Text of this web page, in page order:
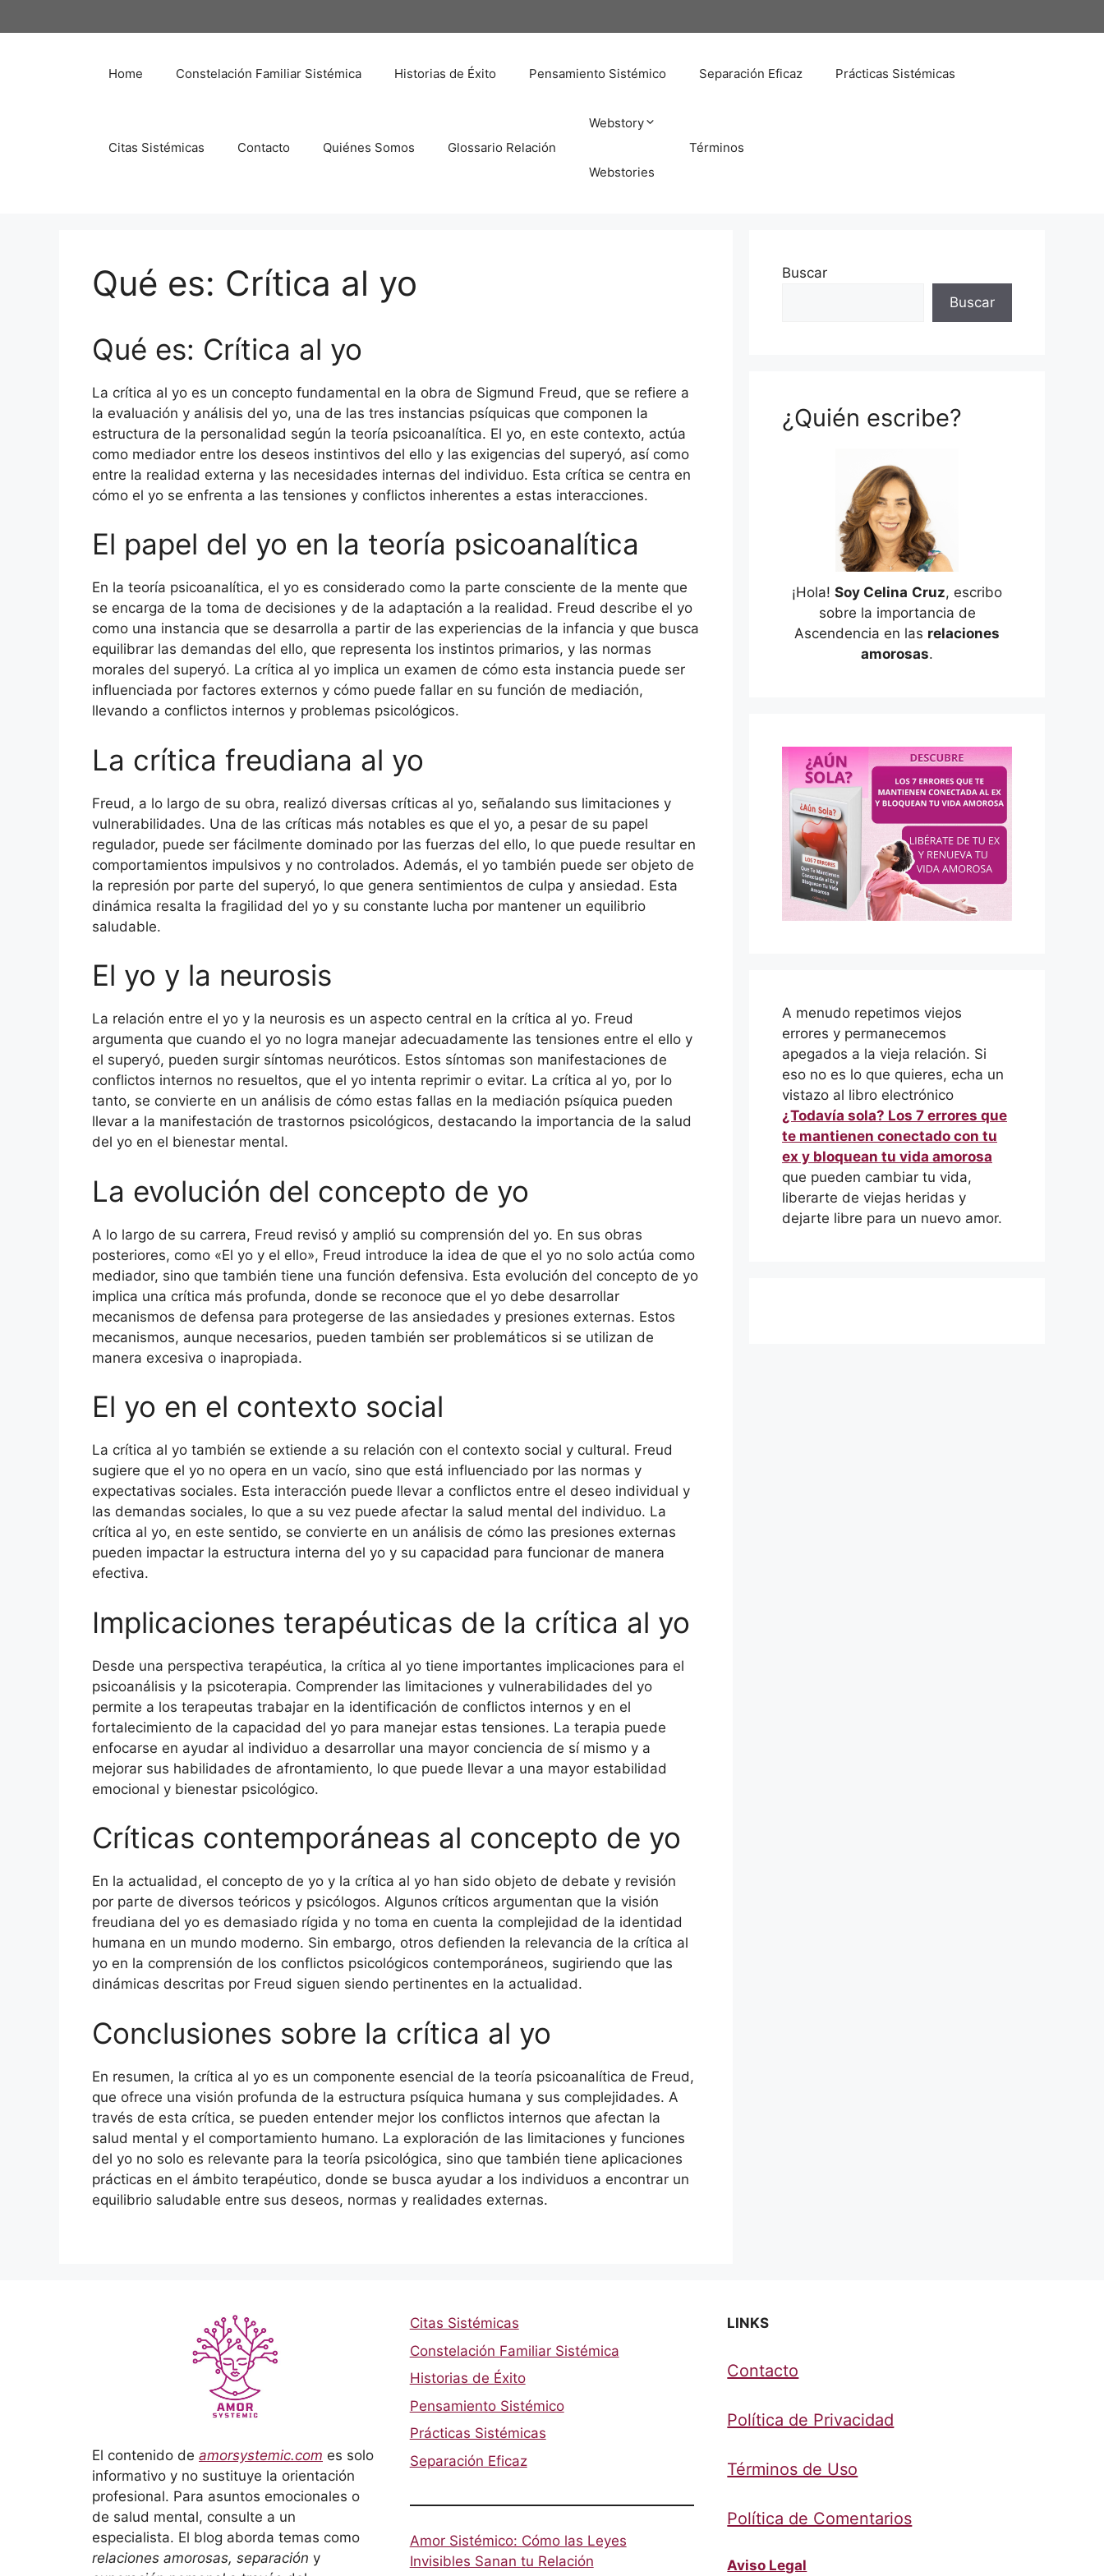
al
Home Constelación Familiar Sistémica Historias de Éxito Pensamiento Sistémico Separación Eficaz Prácticas Sistémicas
Citas Sistémicas Contacto Quiénes Somos Glossario Relación
Webstory
Webstories
Términos
Qué es: Crítica al yo
Qué es: Crítica al yo
La crítica al yo es un concepto fundamental en la obra de Sigmund Freud, que se refiere a
la evaluación y análisis del yo, una de las tres instancias psíquicas que componen la
estructura de la personalidad según la teoría psicoanalítica. El yo, en este contexto, actúa
como mediador entre los deseos instintivos del ello y las exigencias del superyó, así como
entre la realidad externa y las necesidades internas del individuo. Esta crítica se centra en
cómo el yo se enfrenta a las tensiones y conflictos inherentes a estas interacciones.
El papel del yo en la teoría psicoanalítica
En la teoría psicoanalítica, el yo es considerado como la parte consciente de la mente que
se encarga de la toma de decisiones y de la adaptación a la realidad. Freud describe el yo
como una instancia que se desarrolla a partir de las experiencias de la infancia y que busca
equilibrar las demandas del ello, que representa los instintos primarios, y las normas
morales del superyó. La crítica al yo implica un examen de cómo esta instancia puede ser
influenciada por factores externos y cómo puede fallar en su función de mediación,
llevando a conflictos internos y problemas psicológicos.
La crítica freudiana al yo
Freud, a lo largo de su obra, realizó diversas críticas al yo, señalando sus limitaciones y
vulnerabilidades. Una de las críticas más notables es que el yo, a pesar de su papel
regulador, puede ser fácilmente dominado por las fuerzas del ello, lo que puede resultar en
comportamientos impulsivos y no controlados. Además, el yo también puede ser objeto de
la represión por parte del superyó, lo que genera sentimientos de culpa y ansiedad. Esta
dinámica resalta la fragilidad del yo y su constante lucha por mantener un equilibrio
saludable.
El yo y la neurosis
La relación entre el yo y la neurosis es un aspecto central en la crítica al yo. Freud
argumenta que cuando el yo no logra manejar adecuadamente las tensiones entre el ello y
el superyó, pueden surgir síntomas neuróticos. Estos síntomas son manifestaciones de
conflictos internos no resueltos, que el yo intenta reprimir o evitar. La crítica al yo, por lo
tanto, se convierte en un análisis de cómo estas fallas en la mediación psíquica pueden
llevar a la manifestación de trastornos psicológicos, destacando la importancia de la salud
del yo en el bienestar mental.
La evolución del concepto de yo
A lo largo de su carrera, Freud revisó y amplió su comprensión del yo. En sus obras
posteriores, como «El yo y el ello», Freud introduce la idea de que el yo no solo actúa como
mediador, sino que también tiene una función defensiva. Esta evolución del concepto de yo
implica una crítica más profunda, donde se reconoce que el yo debe desarrollar
mecanismos de defensa para protegerse de las ansiedades y presiones externas. Estos
mecanismos, aunque necesarios, pueden también ser problemáticos si se utilizan de
manera excesiva o inapropiada.
El yo en el contexto social
La crítica al yo también se extiende a su relación con el contexto social y cultural. Freud
sugiere que el yo no opera en un vacío, sino que está influenciado por las normas y
expectativas sociales. Esta interacción puede llevar a conflictos entre el deseo individual y
las demandas sociales, lo que a su vez puede afectar la salud mental del individuo. La
crítica al yo, en este sentido, se convierte en un análisis de cómo las presiones externas
pueden impactar la estructura interna del yo y su capacidad para funcionar de manera
efectiva.
Implicaciones terapéuticas de la crítica al yo
Desde una perspectiva terapéutica, la crítica al yo tiene importantes implicaciones para el
psicoanálisis y la psicoterapia. Comprender las limitaciones y vulnerabilidades del yo
permite a los terapeutas trabajar en la identificación de conflictos internos y en el
fortalecimiento de la capacidad del yo para manejar estas tensiones. La terapia puede
enfocarse en ayudar al individuo a desarrollar una mayor conciencia de sí mismo y a
mejorar sus habilidades de afrontamiento, lo que puede llevar a una mayor estabilidad
emocional y bienestar psicológico.
Críticas contemporáneas al concepto de yo
En la actualidad, el concepto de yo y la crítica al yo han sido objeto de debate y revisión
por parte de diversos teóricos y psicólogos. Algunos críticos argumentan que la visión
freudiana del yo es demasiado rígida y no toma en cuenta la complejidad de la identidad
humana en un mundo moderno. Sin embargo, otros defienden la relevancia de la crítica al
yo en la comprensión de los conflictos psicológicos contemporáneos, sugiriendo que las
dinámicas descritas por Freud siguen siendo pertinentes en la actualidad.
Conclusiones sobre la crítica al yo
En resumen, la crítica al yo es un componente esencial de la teoría psicoanalítica de Freud,
que ofrece una visión profunda de la estructura psíquica humana y sus complejidades. A
través de esta crítica, se pueden entender mejor los conflictos internos que afectan la
salud mental y el comportamiento humano. La exploración de las limitaciones y funciones
del yo no solo es relevante para la teoría psicológica, sino que también tiene aplicaciones
prácticas en el ámbito terapéutico, donde se busca ayudar a los individuos a encontrar un
equilibrio saludable entre sus deseos, normas y realidades externas.
Buscar
Buscar
¿Quién escribe?
¡Hola! Soy Celina Cruz, escribo
sobre la importancia de
Ascendencia en las relaciones
amorosas.
A menudo repetimos viejos
errores y permanecemos
apegados a la vieja relación. Si
eso no es lo que quieres, echa un
vistazo al libro electrónico
¿Todavía sola? Los 7 errores que
te mantienen conectado con tu
ex y bloquean tu vida amorosa
que pueden cambiar tu vida,
liberarte de viejas heridas y
dejarte libre para un nuevo amor.
El contenido de amorsystemic.com es solo
informativo y no sustituye la orientación
profesional. Para asuntos emocionales o
de salud mental, consulte a un
especialista. El blog aborda temas como
relaciones amorosas, separación y
Citas Sistémicas
Constelación Familiar Sistémica
Historias de Éxito
Pensamiento Sistémico
Prácticas Sistémicas
Separación Eficaz
Amor Sistémico: Cómo las Leyes
Invisibles Sanan tu Relación
LINKS
Contacto
Política de Privacidad
Términos de Uso
Política de Comentarios
Aviso Legal